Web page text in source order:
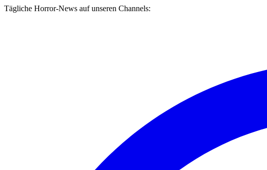
Tägliche Horror-News auf unseren Channels: